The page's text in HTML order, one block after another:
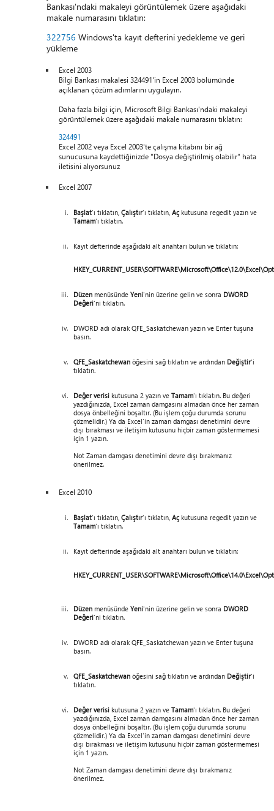
Bankası'ndaki makaleyi görüntülemek üzere aşağıdaki
makale numarasını tıklatın:
322756 Windows'ta kayıt defterini yedekleme ve geri
yükleme
Excel 2003
Bilgi Bankası makalesi 324491'in Excel 2003 bölümünde
açıklanan çözüm adımlarını uygulayın.
Daha fazla bilgi için, Microsoft Bilgi Bankası'ndaki makaleyi
görüntülemek üzere aşağıdaki makale numarasını tıklatın:
324491
Excel 2002 veya Excel 2003'te çalışma kitabını bir ağ
sunucusuna kaydettiğinizde "Dosya değiştirilmiş olabilir" hata
iletisini alıyorsunuz
Excel 2007
Başlat'ı tıklatın,Çalıştır'ı tıklatın,Aç kutusuna regedit yazın ve
Tamam'ı tıklatın.
Kayıt defterinde aşağıdaki alt anahtarı bulun ve tıklatın:
Düzen menüsündeYeni'nin üzerine gelin ve sonra DWORD
Değeri'ni tıklatın.
DWORD adı olarak QFE_Saskatchewan yazın ve Enter tuşuna
basın.
QFE_Saskatchewan öğesini sağ tıklatın ve ardından Değiştir'i
tıklatın.
Değer verisi kutusuna 2 yazın veTamam'ı tıklatın. Bu değeri
yazdığınızda, Excel zaman damgasını almadan önce her zaman
dosya önbelleğini boşaltır. (Bu işlem çoğu durumda sorunu
çözmelidir.) Ya da Excel'in zaman damgası denetimini devre
dışı bırakması ve iletişim kutusunu hiçbir zaman göstermemesi
için 1 yazın.
Not Zaman damgası denetimini devre dışı bırakmanız
önerilmez.
Excel 2010
Başlat'ı tıklatın,Çalıştır'ı tıklatın,Aç kutusuna regedit yazın ve
Tamam'ı tıklatın.
Kayıt defterinde aşağıdaki alt anahtarı bulun ve tıklatın:
Düzen menüsündeYeni'nin üzerine gelin ve sonra DWORD
Değeri'ni tıklatın.
DWORD adı olarak QFE_Saskatchewan yazın ve Enter tuşuna
basın.
QFE_Saskatchewan öğesini sağ tıklatın ve ardından Değiştir'i
tıklatın.
Değer verisi kutusuna 2 yazın veTamam'ı tıklatın. Bu değeri
yazdığınızda, Excel zaman damgasını almadan önce her zaman
dosya önbelleğini boşaltır. (Bu işlem çoğu durumda sorunu
çözmelidir.) Ya da Excel'in zaman damgası denetimini devre
dışı bırakması ve iletişim kutusunu hiçbir zaman göstermemesi
için 1 yazın.
Not Zaman damgası denetimini devre dışı bırakmanız
önerilmez.